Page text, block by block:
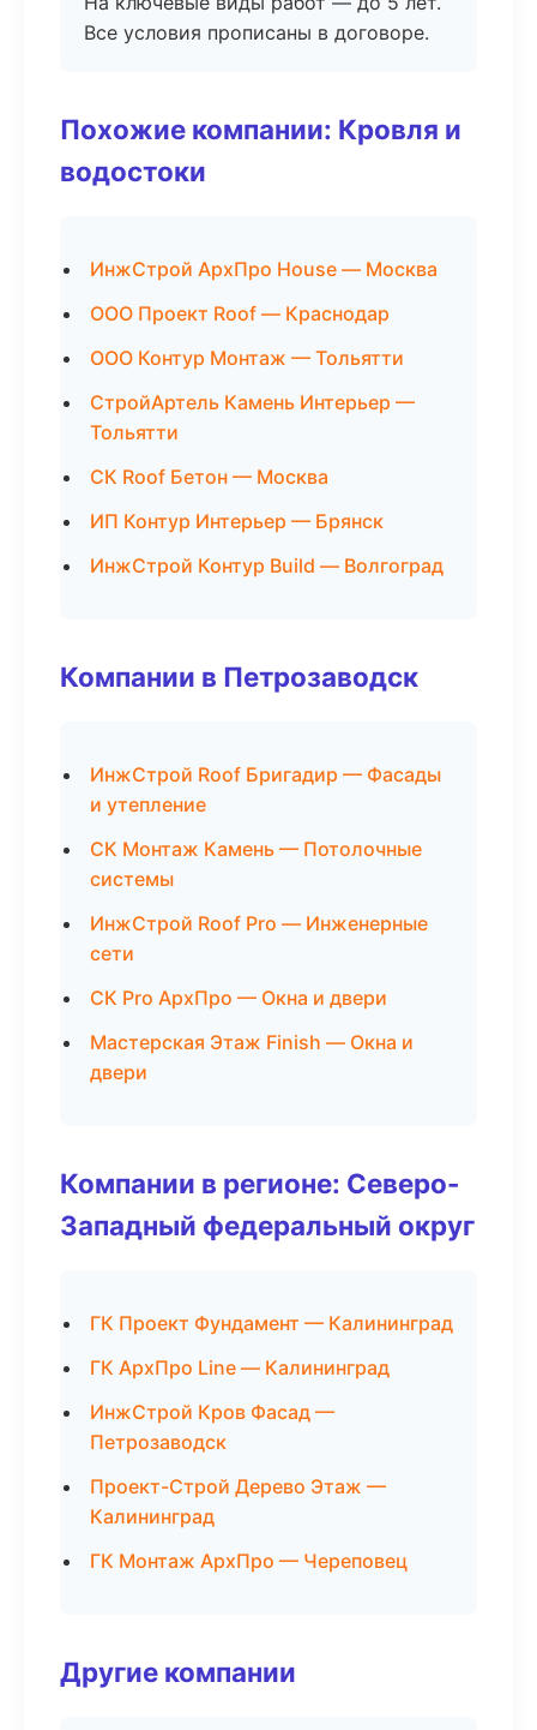
Все условия прописаны в договоре.
Похожие компании: Кровля и
водостоки
ИнжСтрой АрхПро House — Москва
ООО Проект Roof — Краснодар
ООО Контур Монтаж — Тольятти
СтройАртель Камень Интерьер —
Тольятти
СК Roof Бетон — Москва
ИП Контур Интерьер — Брянск
ИнжСтрой Контур Build — Волгоград
Компании в Петрозаводск
ИнжСтрой Roof Бригадир — Фасады
и утепление
СК Монтаж Камень — Потолочные
системы
ИнжСтрой Roof Pro — Инженерные
сети
СК Pro АрхПро — Окна и двери
Мастерская Этаж Finish — Окна и
двери
Компании в регионе: Северо-
Западный федеральный округ
ГК Проект Фундамент — Калининград
ГК АрхПро Line — Калининград
ИнжСтрой Кров Фасад —
Петрозаводск
Проект-Строй Дерево Этаж —
Калининград
ГК Монтаж АрхПро — Череповец
Другие компании